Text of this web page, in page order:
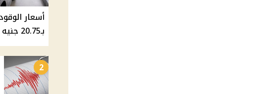
بـ20.75 جنيه والسولار بـ20.50 جنيه
2